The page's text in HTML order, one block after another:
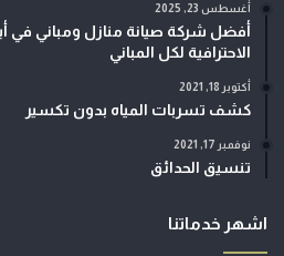
أغسطس 23, 2025
أفضل شركة صيانة منازل ومباني في
الاحترافية لكل المباني
أكتوبر 18, 2021
كشف تسربات المياه بدون تكسير
نوفمبر 17, 2021
تنسيق الحدائق
اشهر خدماتنا